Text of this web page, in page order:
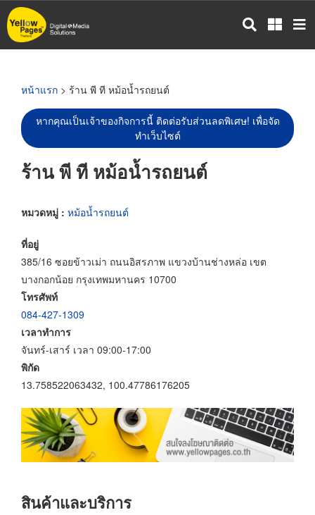
ข้าม
ไป
หน้าแรก > ร้าน พี ที หม้อน้ำรถยนต์
หากคุณเป็นเจ้าของกิจการนี้ ติดต่อรับส่วนลดพิเศษ! เพื่อจัด
ทำเว็บไซต์
ร้าน พี ที หม้อน้ำรถยนต์
หมวดหมู่ : หม้อน้ำรถยนต์
ที่อยู่
385/16 ซอยข้าวเม่า ถนนอิสรภาพ แขวงบ้านช่างหล่อ เขต
บางกอกน้อย กรุงเทพมหานคร 10700
โทรศัพท์
084-427-1309
เวลาทำการ
จันทร์-เสาร์ เวลา 09:00-17:00
พิกัด
13.758522063432, 100.47786176205
สินค้าและบริการ